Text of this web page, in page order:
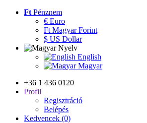
Ft Pénznem
€ Euro
Ft Magyar Forint
$ US Dollar
Nyelv
English
Magyar
+36 1 436 0120
Profil
Regisztráció
Belépés
Kedvencek (0)